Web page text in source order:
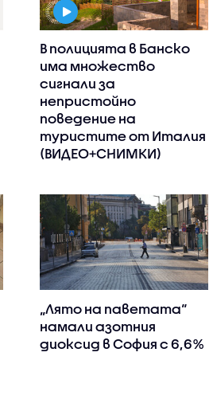
В полицията в Банско
има множество
сигнали за
непристойно
поведение на
туристите от Италия
(ВИДЕО+СНИМКИ)
„Лято на паветата“
намали азотния
диоксид в София с 6,6%